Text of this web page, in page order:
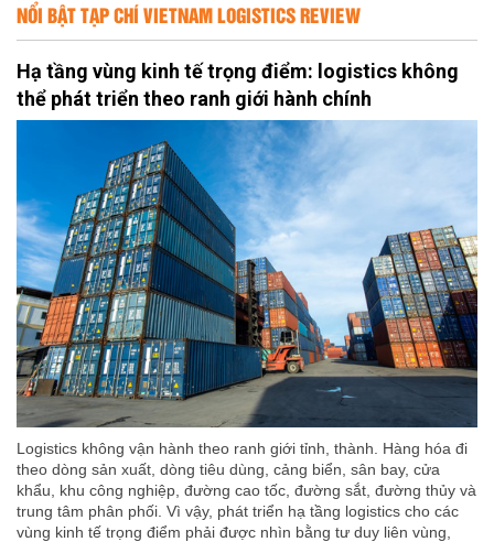
NỔI BẬT TẠP CHÍ VIETNAM LOGISTICS REVIEW
Hạ tầng vùng kinh tế trọng điểm: logistics không
thể phát triển theo ranh giới hành chính
Logistics không vận hành theo ranh giới tỉnh, thành. Hàng hóa đi
theo dòng sản xuất, dòng tiêu dùng, cảng biển, sân bay, cửa
khẩu, khu công nghiệp, đường cao tốc, đường sắt, đường thủy và
trung tâm phân phối. Vì vậy, phát triển hạ tầng logistics cho các
vùng kinh tế trọng điểm phải được nhìn bằng tư duy liên vùng,